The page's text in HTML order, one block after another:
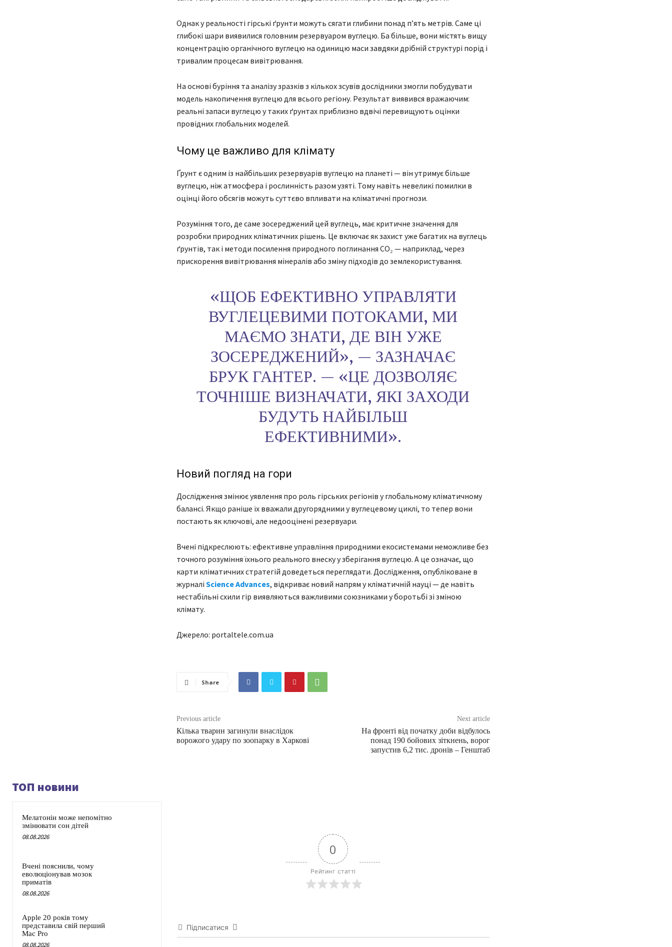
Однак у реальності гірські ґрунти можуть сягати глибини понад п’ять метрів. Саме ці
глибокі шари виявилися головним резервуаром вуглецю. Ба більше, вони містять вищу
концентрацію органічного вуглецю на одиницю маси завдяки дрібній структурі порід і
тривалим процесам вивітрювання.
На основі буріння та аналізу зразків з кількох зсувів дослідники змогли побудувати
модель накопичення вуглецю для всього регіону. Результат виявився вражаючим:
реальні запаси вуглецю у таких ґрунтах приблизно вдвічі перевищують оцінки
провідних глобальних моделей.
Чому це важливо для клімату
Ґрунт є одним із найбільших резервуарів вуглецю на планеті — він утримує більше
вуглецю, ніж атмосфера і рослинність разом узяті. Тому навіть невеликі помилки в
оцінці його обсягів можуть суттєво впливати на кліматичні прогнози.
Розуміння того, де саме зосереджений цей вуглець, має критичне значення для
розробки природних кліматичних рішень. Це включає як захист уже багатих на вуглець
ґрунтів, так і методи посилення природного поглинання CO₂ — наприклад, через
прискорення вивітрювання мінералів або зміну підходів до землекористування.
«ЩОБ ЕФЕКТИВНО УПРАВЛЯТИ
ВУГЛЕЦЕВИМИ ПОТОКАМИ, МИ
МАЄМО ЗНАТИ, ДЕ ВІН УЖЕ
ЗОСЕРЕДЖЕНИЙ», — ЗАЗНАЧАЄ
БРУК ГАНТЕР. — «ЦЕ ДОЗВОЛЯЄ
ТОЧНІШЕ ВИЗНАЧАТИ, ЯКІ ЗАХОДИ
БУДУТЬ НАЙБІЛЬШ
ЕФЕКТИВНИМИ».
Новий погляд на гори
Дослідження змінює уявлення про роль гірських регіонів у глобальному кліматичному
балансі. Якщо раніше їх вважали другорядними у вуглецевому циклі, то тепер вони
постають як ключові, але недооцінені резервуари.
Вчені підкреслюють: ефективне управління природними екосистемами неможливе без
точного розуміння їхнього реального внеску у зберігання вуглецю. А це означає, що
карти кліматичних стратегій доведеться переглядати. Дослідження, опубліковане в
журналі Science Advances, відкриває новий напрям у кліматичній науці — де навіть
нестабільні схили гір виявляються важливими союзниками у боротьбі зі зміною
клімату.
Джерело: portaltele.com.ua
Share
Previous article
Кілька тварин загинули внаслідок
ворожого удару по зоопарку в Харкові
Next article
На фронті від початку доби відбулось
понад 190 бойових зіткнень, ворог
запустив 6,2 тис. дронів – Генштаб
ТОП новини
Мелатонін може непомітно
змінювати сон дітей
08.08.2026
Вчені пояснили, чому
еволюціонував мозок
приматів
08.08.2026
Apple 20 років тому
представила свій перший
Mac Pro
08.08.2026
0
Рейтинг статті
Підписатися